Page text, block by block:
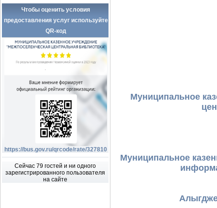
Чтобы оценить условия
предоставления услуг используйте
QR-код
https://bus.gov.ru/qrcode/rate/327810
Сейчас 79 гостей и ни одного
зарегистрированного пользователя
на сайте
Муниципальное
Муниципальное